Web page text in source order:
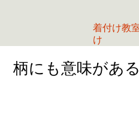
着付け教
け
柄にも意味があ